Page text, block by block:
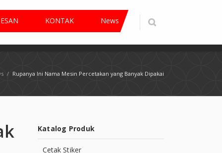
KONTAK News
/ Rupanya Ini Nama Mesin Percetakan yang Banyak Dipakai
Katalog Produk
Cetak Stiker